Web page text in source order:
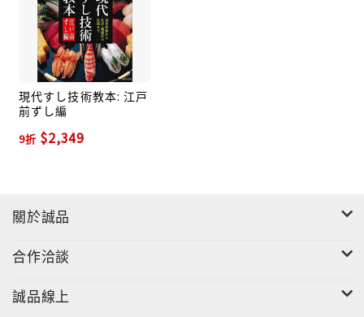
等，在外觀及食用形式上展延壽司的所有可能性。
第三章 壽司拼盤的技術
從傳統的「堆疊」到平面的「直列擺盤」、「放射狀擺
盤」等，介紹各式各樣的擺盤技術，以及配色技巧。甚
至深入探討壽司「容器」的變遷、裝飾竹葉切雕的知識
等，每一項皆有精闢的解說。
手一本，且各種料理人，以及世界各地的壽司愛好者必
現代すし技術教本: 江戸
前ずし編
9折 $2,349
關於誠品
合作洽談
誠品線上